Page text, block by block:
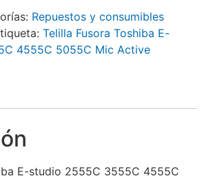
Repuestos y consumibles
Telilla Fusora Toshiba E-
4555C 5055C Mic Active
E-studio 2555C 3555C 4555C